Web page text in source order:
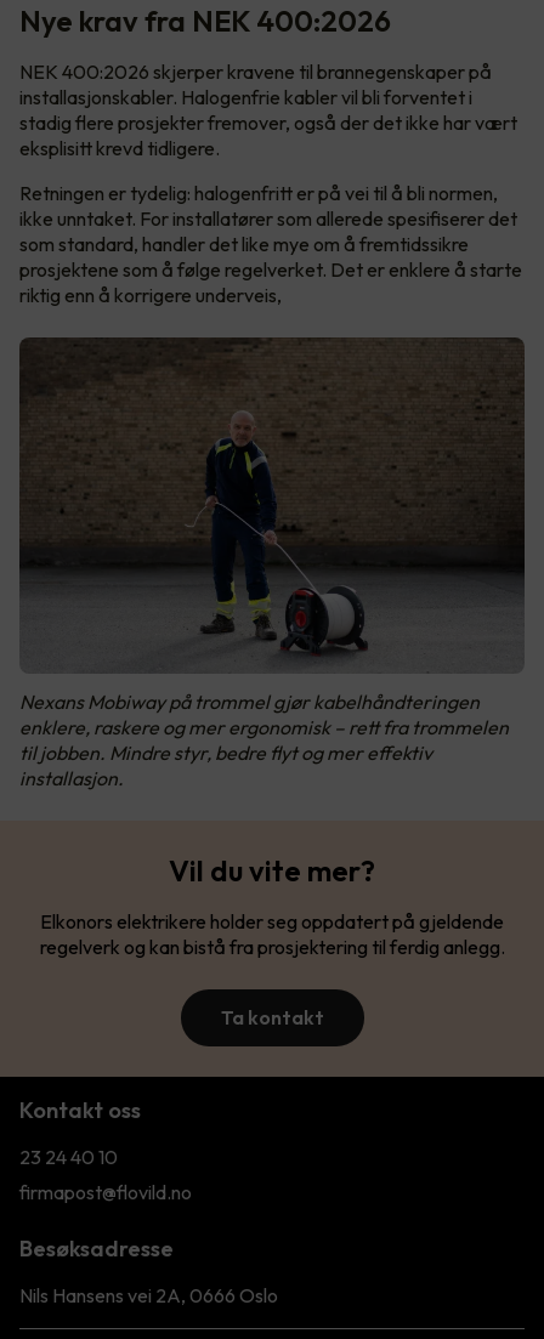
Nye krav fra NEK 400:2026
NEK 400:2026 skjerper kravene til brannegenskaper på
installasjonskabler. Halogenfrie kabler vil bli forventet i
stadig flere prosjekter fremover, også der det ikke har vært
eksplisitt krevd tidligere.
Retningen er tydelig: halogenfritt er på vei til å bli normen,
ikke unntaket. For installatører som allerede spesifiserer det
som standard, handler det like mye om å fremtidssikre
prosjektene som å følge regelverket. Det er enklere å starte
riktig enn å korrigere underveis,
Nexans Mobiway på trommel gjør kabelhåndteringen
enklere, raskere og mer ergonomisk – rett fra trommelen
til jobben. Mindre styr, bedre flyt og mer effektiv
installasjon.
Vil du vite mer?
Elkonors elektrikere holder seg oppdatert på gjeldende
regelverk og kan bistå fra prosjektering til ferdig anlegg.
Ta kontakt
Kontakt oss
23 24 40 10
firmapost@flovild.no
Besøksadresse
Nils Hansens vei 2A, 0666 Oslo